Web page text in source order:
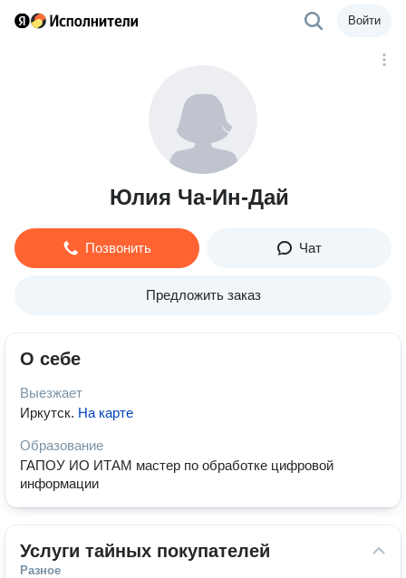
Войти
Юлия Ча-Ин-Дай
Позвонить Чат
Предложить заказ
О себе
Выезжает
Иркутск. На карте
Образование
ГАПОУ ИО ИТАМ мастер по обработке цифровой
информации
Услуги тайных покупателей
Разное